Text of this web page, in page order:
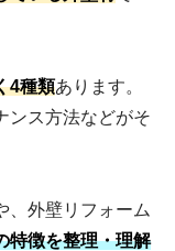
4種類あります。
ンス方法などがそ
、外壁リフォーム
特徴を整理・理解